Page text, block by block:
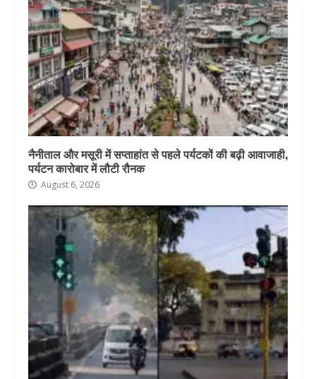
नैनीताल और मसूरी में सप्ताहांत से पहले पर्यटकों की बढ़ी आवाजाही,
पर्यटन कारोबार में लौटी रौनक
August 6, 2026